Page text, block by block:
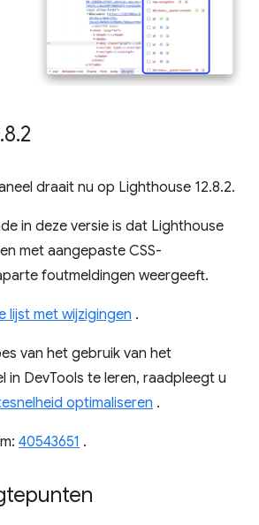
.8.2
draait nu op Lighthouse 12.8.2.
in deze versie is dat Lighthouse
met aangepaste CSS-
foutmeldingen weergeeft.
lijst met wijzigingen .
van het gebruik van het
in DevTools te leren, raadpleegt u
optimaliseren .
40543651 .